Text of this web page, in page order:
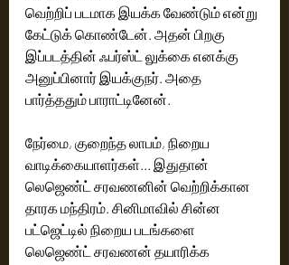
வெற்றிப் படமாக இயக்க வேண்டும் என்று
கேட்டுக் கொண்டேன்.‌ அதன் பிறகு
இப்படத்தின் ஃபர்ஸ்ட் லுக்கை எனக்கு
அனுப்பினார் இயக்குந‌ர். அதை
பார்த்ததும் பாராட்டினேன்.
நேர்மை, குறைந்த லாபம், நிறைய
வாடிக்கையாளர்கள்... இதுதான்
லெஜெண்ட் சரவணனின் வெற்றிக்கான
தாரக மந்திரம். சினிமாவில் சின்ன
பட்ஜெட்டில் நிறைய படங்களை
லெஜெண்ட் சரவணன் தயாரிக்க